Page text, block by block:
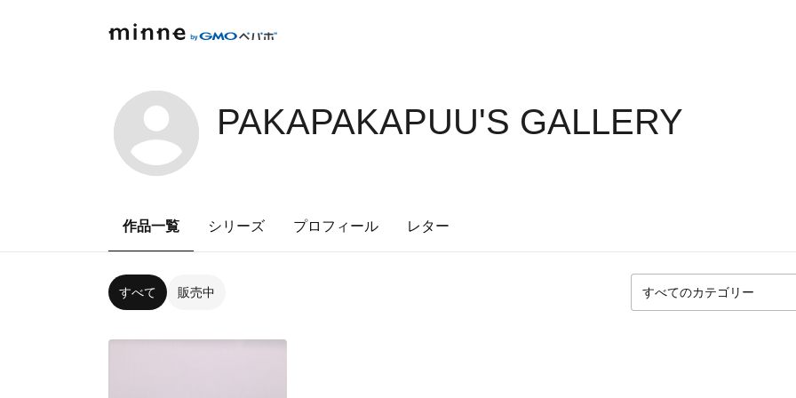
PAKAPAKAPUU'S GALLERY
作品一覧 シリーズ プロフィール レター
すべて 販売中